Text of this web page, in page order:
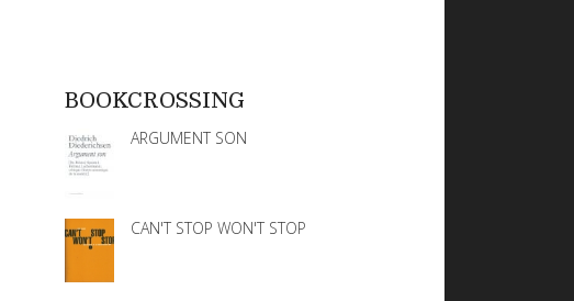
BOOKCROSSING
ARGUMENT SON
CAN'T STOP WON'T STOP